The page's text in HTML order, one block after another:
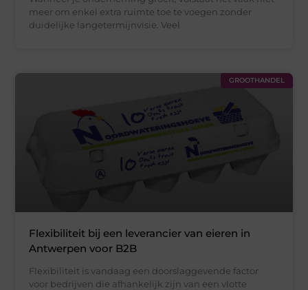
meer om enkel extra ruimte toe te voegen zonder
duidelijke langetermijnvisie. Veel
GROOTHANDEL
Flexibiliteit bij een leverancier van eieren in
Antwerpen voor B2B
Flexibiliteit is vandaag een doorslaggevende factor
voor bedrijven die afhankelijk zijn van een vlotte